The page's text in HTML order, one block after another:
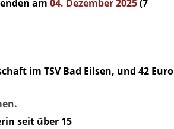
am 04. Dezember 2025(7
im TSV Bad Eilsen, und 42 Euro
seit über 15